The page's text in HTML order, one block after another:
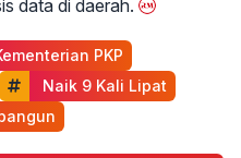
data di daerah.
PKP
Naik 9 Kali Lipat